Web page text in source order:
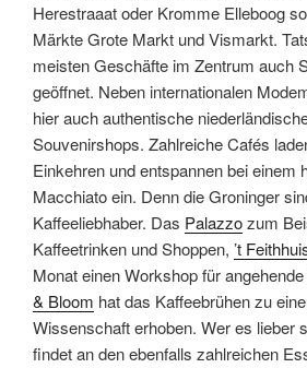
Herestraaat oder Kromme Elleboog
Märkte Grote Markt und Vismarkt.
meisten Geschäfte im Zentrum auch
geöffnet. Neben internationalen
hier auch authentische
Souvenirshops. Zahlreiche Cafés
Einkehren und entspannen bei einem
Macchiato ein. Denn die Groninger
Kaffeeliebhaber. Das Palazzozum
Kaffeetrinken und Shoppen, ’t
Monat einen Workshop für
& Bloom hat das Kaffeebrühen zu
Wissenschaft erhoben. Wer es lieber
findet an den ebenfalls zahlreichen